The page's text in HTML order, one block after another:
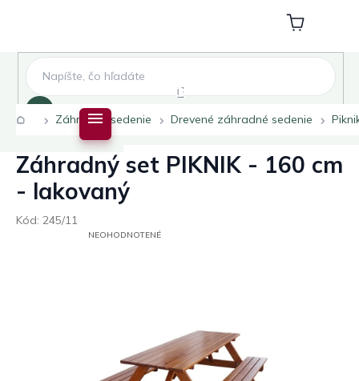
Nákupný
košík
DomovZáhradné sedenie Drevené záhradné sedenie
Záhradný set PIKNIK - 160 cm
- lakovaný
Kód: 245/11
PRIEMERNÉNEOHODNOTENÉ